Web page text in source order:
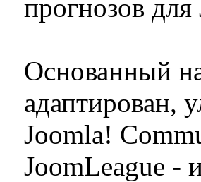
прогнозов
Основанный
адаптирован,
Joomla!
JoomLeague -